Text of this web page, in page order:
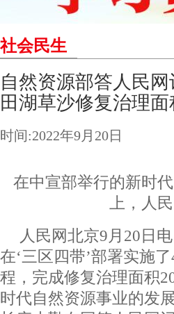
社会民生
自然资源部答人民
田湖草沙修复治理
时间:2022年9月20日
在中宣部举行的新时
上，人
人民网北京9月20日
在‘三区四带’部署实施
程，完成修复治理面积
时代自然资源事业的发